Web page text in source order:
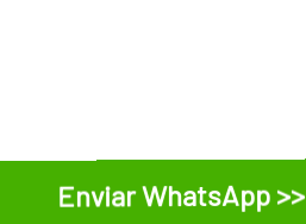
Enviar WhatsApp >>